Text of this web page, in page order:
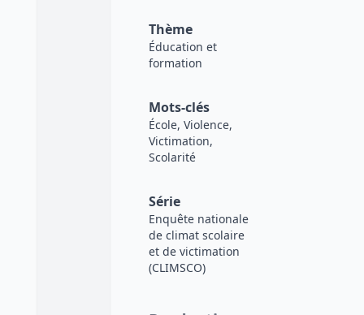
Thème
Éducation et
formation
Mots-clés
École, Violence,
Victimation,
Scolarité
Série
Enquête nationale
de climat scolaire
et de victimation
(CLIMSCO)